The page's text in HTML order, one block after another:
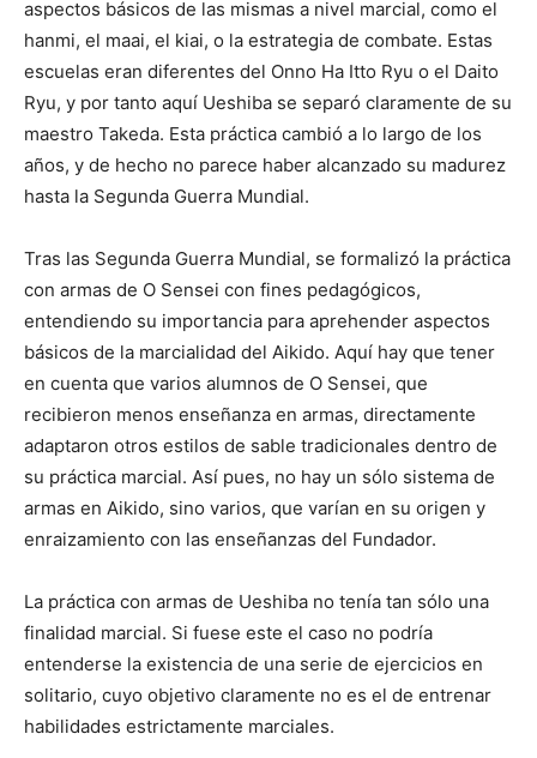
aspectos básicos de las mismas a nivel marcial, como el
hanmi, el maai, el kiai, o la estrategia de combate. Estas
escuelas eran diferentes del Onno Ha Itto Ryu o el Daito
Ryu, y por tanto aquí Ueshiba se separó claramente de su
maestro Takeda. Esta práctica cambió a lo largo de los
años, y de hecho no parece haber alcanzado su madurez
hasta la Segunda Guerra Mundial.
Tras las Segunda Guerra Mundial, se formalizó la práctica
con armas de O Sensei con fines pedagógicos,
entendiendo su importancia para aprehender aspectos
básicos de la marcialidad del Aikido. Aquí hay que tener
en cuenta que varios alumnos de O Sensei, que
recibieron menos enseñanza en armas, directamente
adaptaron otros estilos de sable tradicionales dentro de
su práctica marcial. Así pues, no hay un sólo sistema de
armas en Aikido, sino varios, que varían en su origen y
enraizamiento con las enseñanzas del Fundador.
La práctica con armas de Ueshiba no tenía tan sólo una
finalidad marcial. Si fuese este el caso no podría
entenderse la existencia de una serie de ejercicios en
solitario, cuyo objetivo claramente no es el de entrenar
habilidades estrictamente marciales.